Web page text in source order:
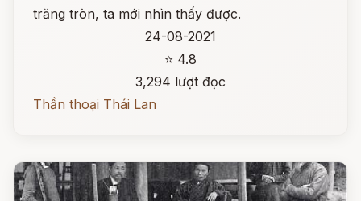
trăng tròn, ta mới nhìn thấy được.
24-08-2021
⭐ 4.8
3,294 lượt đọc
Thần thoại Thái Lan